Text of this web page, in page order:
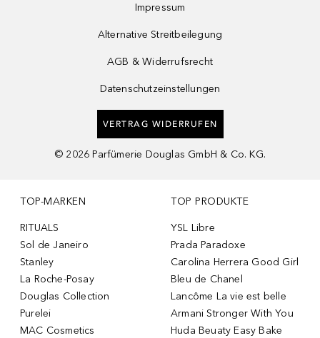
Impressum
Alternative Streitbeilegung
AGB & Widerrufsrecht
Datenschutzeinstellungen
VERTRAG WIDERRUFEN
© 2026 Parfümerie Douglas GmbH & Co. KG.
TOP-MARKEN
RITUALS
Sol de Janeiro
Stanley
La Roche-Posay
Douglas Collection
Purelei
MAC Cosmetics
TOP PRODUKTE
YSL Libre
Prada Paradoxe
Carolina Herrera Good Girl
Bleu de Chanel
Lancôme La vie est belle
Armani Stronger With You
Huda Beuaty Easy Bake